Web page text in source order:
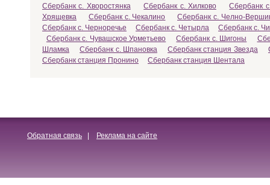
Сбербанк с. Хворостянка
Сбербанк с. Хилково
Сбербанк
Хрящевка
Сбербанк с. Чекалино
Сбербанк с. Челно-
Сбербанк с. Черноречье
Сбербанк с. Четырла
Сбербанк с.
Сбербанк с. Чувашское Урметьево
Сбербанк с. Шигоны
Шламка
Сбербанк с. Шпановка Сбербанк станция Звезда
Сбербанк станция Пронино
Сбербанк станция Шентала
Обратная связь Реклама на сайте